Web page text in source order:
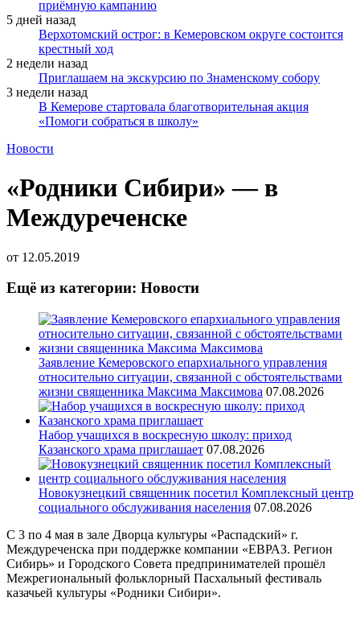
приёмную кампанию
5 дней назад
Верхотомский острог: в Кемеровском округе состоится
крестный ход
2 недели назад
Приглашаем на экскурсию по Знаменскому собору
3 недели назад
В Кемерове стартовала благотворительная акция
«Помоги собраться в школу»
Новости
«Родники Сибири» — в
Междуреченске
от 12.05.2019
Ещё из категории: Новости
Заявление Кемеровского епархиального управления
относительно ситуации, связанной с обстоятельствами
жизни священника Максима Максимова 07.08.2026
Набор учащихся в воскресную школу: приход
Казанского храма приглашает 07.08.2026
Новокузнецкий священник посетил Комплексный центр
социального обслуживания населения 07.08.2026
С 3 по 4 мая в зале Дворца культуры «Распадский» г.
Междуреченска при поддержке компании «ЕВРАЗ. Регион
Сибирь» и Городского Совета предпринимателей прошёл
Межрегиональный фольклорный Пасхальный фестиваль
казачьей культуры «Родники Сибири».